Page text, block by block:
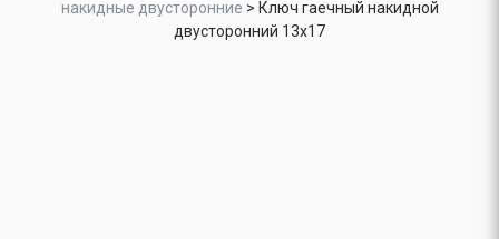
накидные двусторонние > Ключ гаечный накидной
двусторонний 13х17